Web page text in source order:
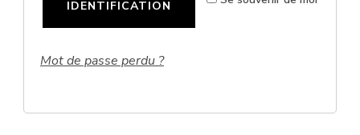
IDENTIFICATION
Mot de passe perdu ?